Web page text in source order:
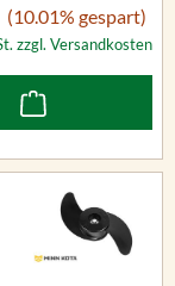
(10.01% gespart)
zzgl. Versandkosten